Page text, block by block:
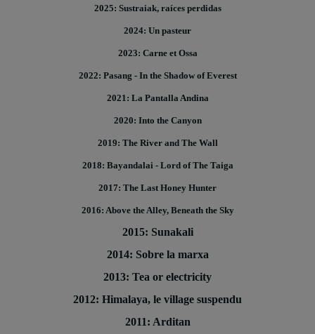
2025: Sustraiak, raíces perdidas
2024: Un pasteur
2023: Carne et Ossa
2022: Pasang - In the Shadow of Everest
2021: La Pantalla Andina
2020: Into the Canyon
2019: The River and The Wall
2018: Bayandalai - Lord of The Taiga
2017: The Last Honey Hunter
2016: Above the Alley, Beneath the Sky
2015: Sunakali
2014: Sobre la marxa
2013: Tea or electricity
2012: Himalaya, le village suspendu
2011: Arditan